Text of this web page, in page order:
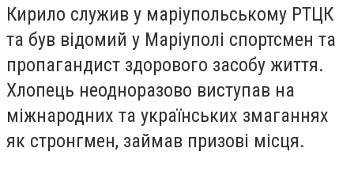
Кирило служив у маріупольському РТЦК
та був відомий у Маріуполі спортсмен та
пропагандист здорового засобу життя.
Хлопець неодноразово виступав на
міжнародних та українських змаганнях
як стронгмен, займав призові місця.